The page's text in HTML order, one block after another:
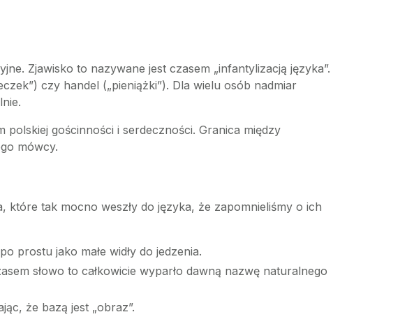
Zjawisko to nazywane jest czasem „infantylizacją języka”.
czy handel („pieniążki”). Dla wielu osób nadmiar
gościnności i serdeczności. Granica między
mówcy.
tak mocno weszły do języka, że zapomnieliśmy o ich
prostu jako małe widły do jedzenia.
słowo to całkowicie wyparło dawną nazwę naturalnego
że bazą jest „obraz”.